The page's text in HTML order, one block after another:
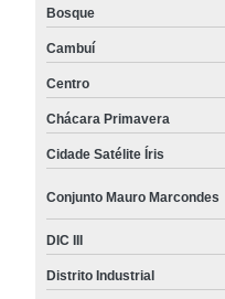
Bosque
Cambuí
Centro
Chácara Primavera
Cidade Satélite Íris
Conjunto Mauro Marcondes
DIC III
Distrito Industrial